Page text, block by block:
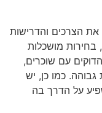
את הצרכים והדרישות
בחירות מושכלות
עם שוכרים,
כמו כן, יש
על הדרך בה